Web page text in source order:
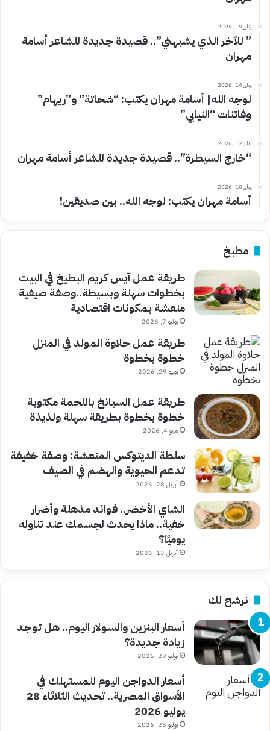
يناير 19, 2026
” للآخر الذي يشبهني”.. قصيدة جديدة للشاعر أسامة
مهران
يناير 14, 2026
لوجه الله| أسامة مهران يكتب: “شحاتة” و”ريهام”
وفاتنات “النيابي”
يناير 12, 2026
“خارج السيطرة”.. قصيدة جديدة للشاعر أسامة مهران
يناير 10, 2026
أسامة مهران يكتب: لوجه الله.. بين صديقين!
مطبخ
طريقة عمل آيس كريم البطيخ في البيت
بخطوات سهلة وبسيطة..وصفة صيفية
منعشة بمكونات اقتصادية
يوليو 7, 2026
طريقة عمل حلاوة المولد في المنزل
خطوة بخطوة
يونيو 29, 2026
طريقة عمل السبانخ باللحمة مكتوبة
خطوة بخطوة بطريقة سهلة ولذيذة
مايو 4, 2026
سلطة الديتوكس المنعشة: وصفة خفيفة
تدعم الحيوية والهضم في الصيف
أبريل 28, 2026
الشاي الأخضر.. فوائد مذهلة وأضرار
خفية.. ماذا يحدث لجسمك عند تناوله
يوميًا؟
أبريل 13, 2026
نرشح لك
أسعار البنزين والسولار اليوم.. هل توجد
زيادة جديدة؟
يوليو 29, 2026
أسعار الدواجن اليوم للمستهلك في
الأسواق المصرية.. تحديث الثلاثاء 28
يوليو 2026
يوليو 28, 2026